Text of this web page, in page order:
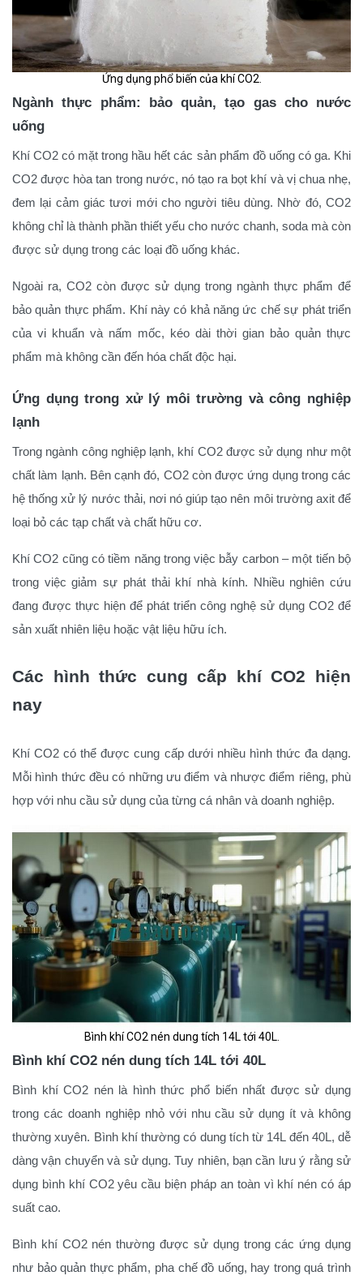
Ứng dụng phổ biến của khí CO2.
Ngành thực phẩm: bảo quản, tạo gas cho nước
uống
Khí CO2 có mặt trong hầu hết các sản phẩm đồ uống có ga. Khi
CO2 được hòa tan trong nước, nó tạo ra bọt khí và vị chua nhẹ,
đem lại cảm giác tươi mới cho người tiêu dùng. Nhờ đó, CO2
không chỉ là thành phần thiết yếu cho nước chanh, soda mà còn
được sử dụng trong các loại đồ uống khác.
Ngoài ra, CO2 còn được sử dụng trong ngành thực phẩm để
bảo quản thực phẩm. Khí này có khả năng ức chế sự phát triển
của vi khuẩn và nấm mốc, kéo dài thời gian bảo quản thực
phẩm mà không cần đến hóa chất độc hại.
Ứng dụng trong xử lý môi trường và công nghiệp
lạnh
Trong ngành công nghiệp lạnh, khí CO2 được sử dụng như một
chất làm lạnh. Bên cạnh đó, CO2 còn được ứng dụng trong các
hệ thống xử lý nước thải, nơi nó giúp tạo nên môi trường axit để
loại bỏ các tạp chất và chất hữu cơ.
Khí CO2 cũng có tiềm năng trong việc bẫy carbon – một tiến bộ
trong việc giảm sự phát thải khí nhà kính. Nhiều nghiên cứu
đang được thực hiện để phát triển công nghệ sử dụng CO2 để
sản xuất nhiên liệu hoặc vật liệu hữu ích.
Các hình thức cung cấp khí CO2 hiện
nay
Khí CO2 có thể được cung cấp dưới nhiều hình thức đa dạng.
Mỗi hình thức đều có những ưu điểm và nhược điểm riêng, phù
hợp với nhu cầu sử dụng của từng cá nhân và doanh nghiệp.
Bình khí CO2 nén dung tích 14L tới 40L.
Bình khí CO2 nén dung tích 14L tới 40L
Bình khí CO2 nén là hình thức phổ biến nhất được sử dụng
trong các doanh nghiệp nhỏ với nhu cầu sử dụng ít và không
thường xuyên. Bình khí thường có dung tích từ 14L đến 40L, dễ
dàng vận chuyển và sử dụng. Tuy nhiên, bạn cần lưu ý rằng sử
dụng bình khí CO2 yêu cầu biện pháp an toàn vì khí nén có áp
suất cao.
Bình khí CO2 nén thường được sử dụng trong các ứng dụng
như bảo quản thực phẩm, pha chế đồ uống, hay trong quá trình